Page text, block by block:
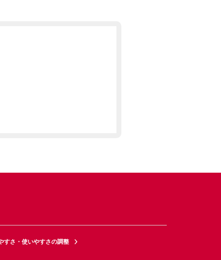
すさ・使いやすさの調整